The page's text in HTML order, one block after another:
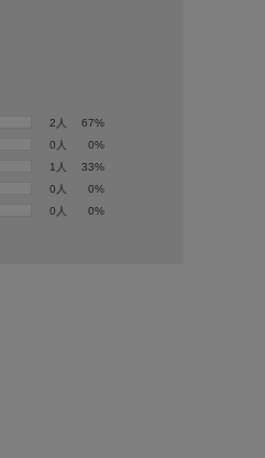
2人
67%
0人
0%
1人
33%
0人
0%
0人
0%